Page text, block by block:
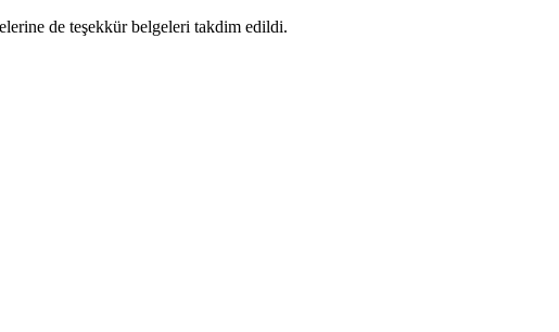
de teşekkür belgeleri takdim edildi.